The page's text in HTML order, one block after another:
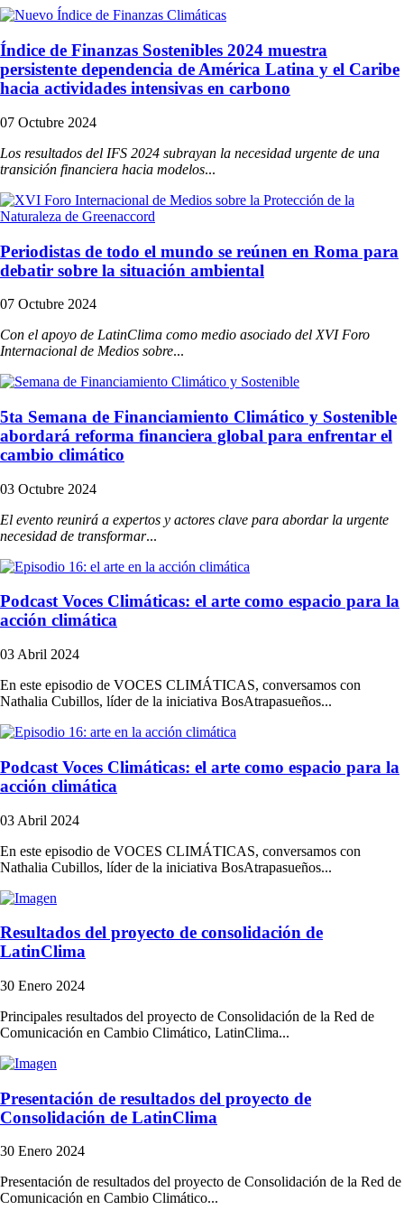
Índice de Finanzas Sostenibles 2024 muestra
persistente dependencia de América Latina y el Caribe
hacia actividades intensivas en carbono
07 Octubre 2024
Los resultados del IFS 2024 subrayan la necesidad urgente de una
transición financiera hacia modelos...
Periodistas de todo el mundo se reúnen en Roma para
debatir sobre la situación ambiental
07 Octubre 2024
Con el apoyo de LatinClima como medio asociado del XVI Foro
Internacional de Medios sobre...
5ta Semana de Financiamiento Climático y Sostenible
abordará reforma financiera global para enfrentar el
cambio climático
03 Octubre 2024
El evento reunirá a expertos y actores clave para abordar la urgente
necesidad de transformar...
Podcast Voces Climáticas: el arte como espacio para la
acción climática
03 Abril 2024
En este episodio de VOCES CLIMÁTICAS, conversamos con
Nathalia Cubillos, líder de la iniciativa BosAtrapasueños...
Podcast Voces Climáticas: el arte como espacio para la
acción climática
03 Abril 2024
En este episodio de VOCES CLIMÁTICAS, conversamos con
Nathalia Cubillos, líder de la iniciativa BosAtrapasueños...
Resultados del proyecto de consolidación de
LatinClima
30 Enero 2024
Principales resultados del proyecto de Consolidación de la Red de
Comunicación en Cambio Climático, LatinClima...
Presentación de resultados del proyecto de
Consolidación de LatinClima
30 Enero 2024
Presentación de resultados del proyecto de Consolidación de la Red de
Comunicación en Cambio Climático...